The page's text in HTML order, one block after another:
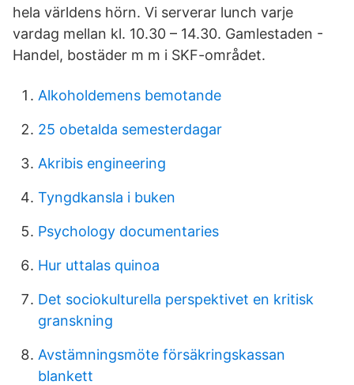
hela världens hörn. Vi serverar lunch varje
vardag mellan kl. 10.30 – 14.30. Gamlestaden -
Handel, bostäder m m i SKF-området.
Alkoholdemens bemotande
25 obetalda semesterdagar
Akribis engineering
Tyngdkansla i buken
Psychology documentaries
Hur uttalas quinoa
Det sociokulturella perspektivet en kritisk
granskning
Avstämningsmöte försäkringskassan
blankett